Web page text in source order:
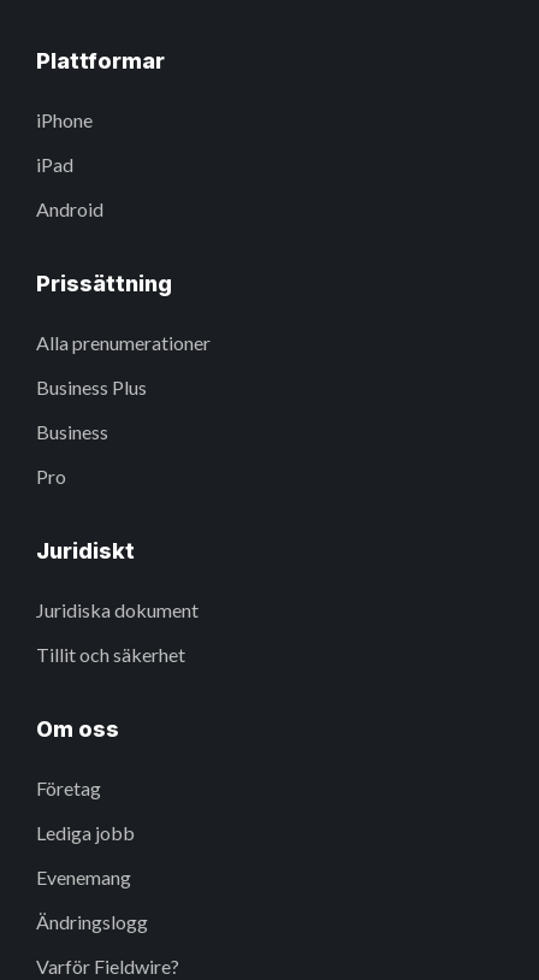
Plattformar
iPhone
iPad
Android
Prissättning
Alla prenumerationer
Business Plus
Business
Pro
Juridiskt
Juridiska dokument
Tillit och säkerhet
Om oss
Företag
Lediga jobb
Evenemang
Ändringslogg
Varför Fieldwire?